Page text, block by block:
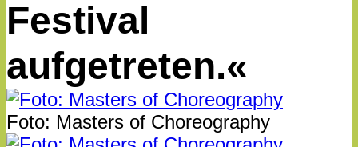
Festival
aufgetreten.«
Foto: Masters of Choreography